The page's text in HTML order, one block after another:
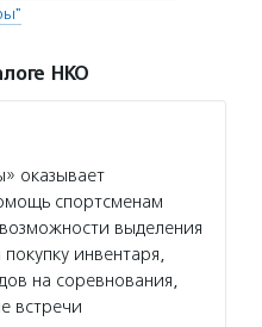
НКО
оказывает
спортсменам
выделения
инвентаря,
на соревнования,
встречи